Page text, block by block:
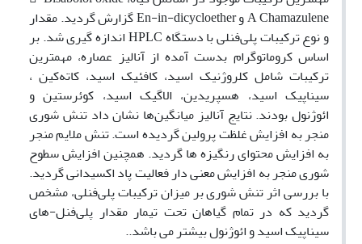
A Chamazulene و En-in-dicycloether گزارش گردید. مقدار
و نوع ترکیبات پلی‌فنلی با دستگاه HPLC اندازه گیری شد. بر
اساس کروماتوگرام بدست آمده از آنالیز عصاره، مهمترین
ترکیبات شامل کلروژنیک اسید، کافئیک اسید، کاته‌کین ،
سیناپیک اسید، هسپریدین، الاگیک اسید، کوئرستین و
ائوژنول بودند. نتایج آنالیز میانگین‌ها نشان داد تنش شوری
منجر به افزایش غلظت پرولین گردیده است. تنش ملایم منجر
به افزایش محتوای رنگیزه ها گردید. همچنین افزایش سطوح
شوری منجر به افزایش معنی دار فعالیت پاد اکسیدانی گردید.
با بررسی اثر تنش شوری بر میزان ترکیبات پلی‌فنلی، مشخص
گردید که در تمام گیاهان تحت تیمار مقدار پلی‌فنل-های
سیناپیک اسید و ائوژنول بیشتر می باشد..